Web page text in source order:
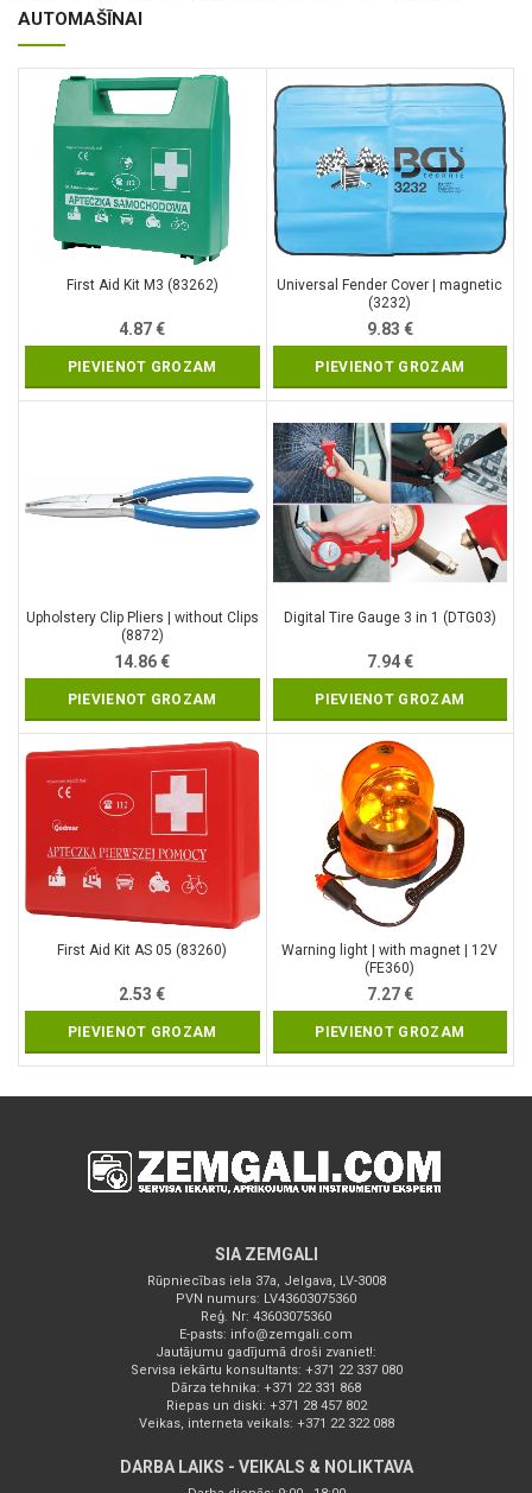
AUTOMAŠĪNAI
First Aid Kit M3 (83262)
4.87€
PIEVIENOT GROZAM
Universal Fender Cover | magnetic
(3232)
9.83 €
PIEVIENOT GROZAM
Upholstery Clip Pliers | without Clips
(8872)
14.86€
PIEVIENOT GROZAM
Digital Tire Gauge 3 in 1 (DTG03)
7.94€
PIEVIENOT GROZAM
First Aid Kit AS 05 (83260)
2.53€
PIEVIENOT GROZAM
Warning light | with magnet | 12V
(FE360)
7.27€
PIEVIENOT GROZAM
SIA ZEMGALI
Rūpniecības iela 37a, Jelgava, LV-3008
PVN numurs: LV43603075360
Reģ. Nr: 43603075360
E-pasts: info@zemgali.com
Jautājumu gadījumā droši zvaniet!:
Servisa iekārtu konsultants: +371 22 337 080
Dārza tehnika: +371 22 331 868
Riepas un diski: +371 28 457 802
Veikas, interneta veikals: +371 22 322 088
DARBA LAIKS - VEIKALS & NOLIKTAVA